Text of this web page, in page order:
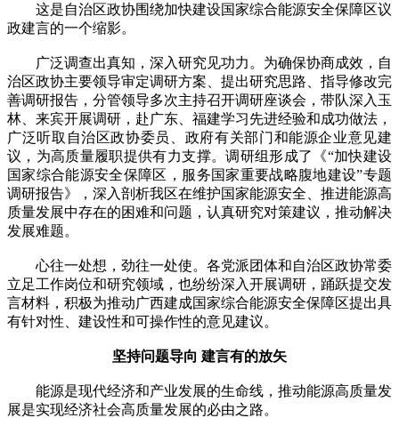
这是自治区政协围绕加快建设国家综合能源安全保障区议
政建言的一个缩影。
广泛调查出真知，深入研究见功力。为确保协商成效，自
治区政协主要领导审定调研方案、提出研究思路、指导修改完
善调研报告，分管领导多次主持召开调研座谈会，带队深入玉
林、来宾开展调研，赴广东、福建学习先进经验和成功做法，
广泛听取自治区政协委员、政府有关部门和能源企业意见建
议，为高质量履职提供有力支撑。调研组形成了《“加快建设
国家综合能源安全保障区，服务国家重要战略腹地建设”专题
调研报告》，深入剖析我区在维护国家能源安全、推进能源高
质量发展中存在的困难和问题，认真研究对策建议，推动解决
发展难题。
心往一处想，劲往一处使。各党派团体和自治区政协常委
立足工作岗位和研究领域，也纷纷深入开展调研，踊跃提交发
言材料，积极为推动广西建成国家综合能源安全保障区提出具
有针对性、建设性和可操作性的意见建议。
坚持问题导向 建言有的放矢
能源是现代经济和产业发展的生命线，推动能源高质量发
展是实现经济社会高质量发展的必由之路。